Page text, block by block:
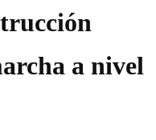
a nivel